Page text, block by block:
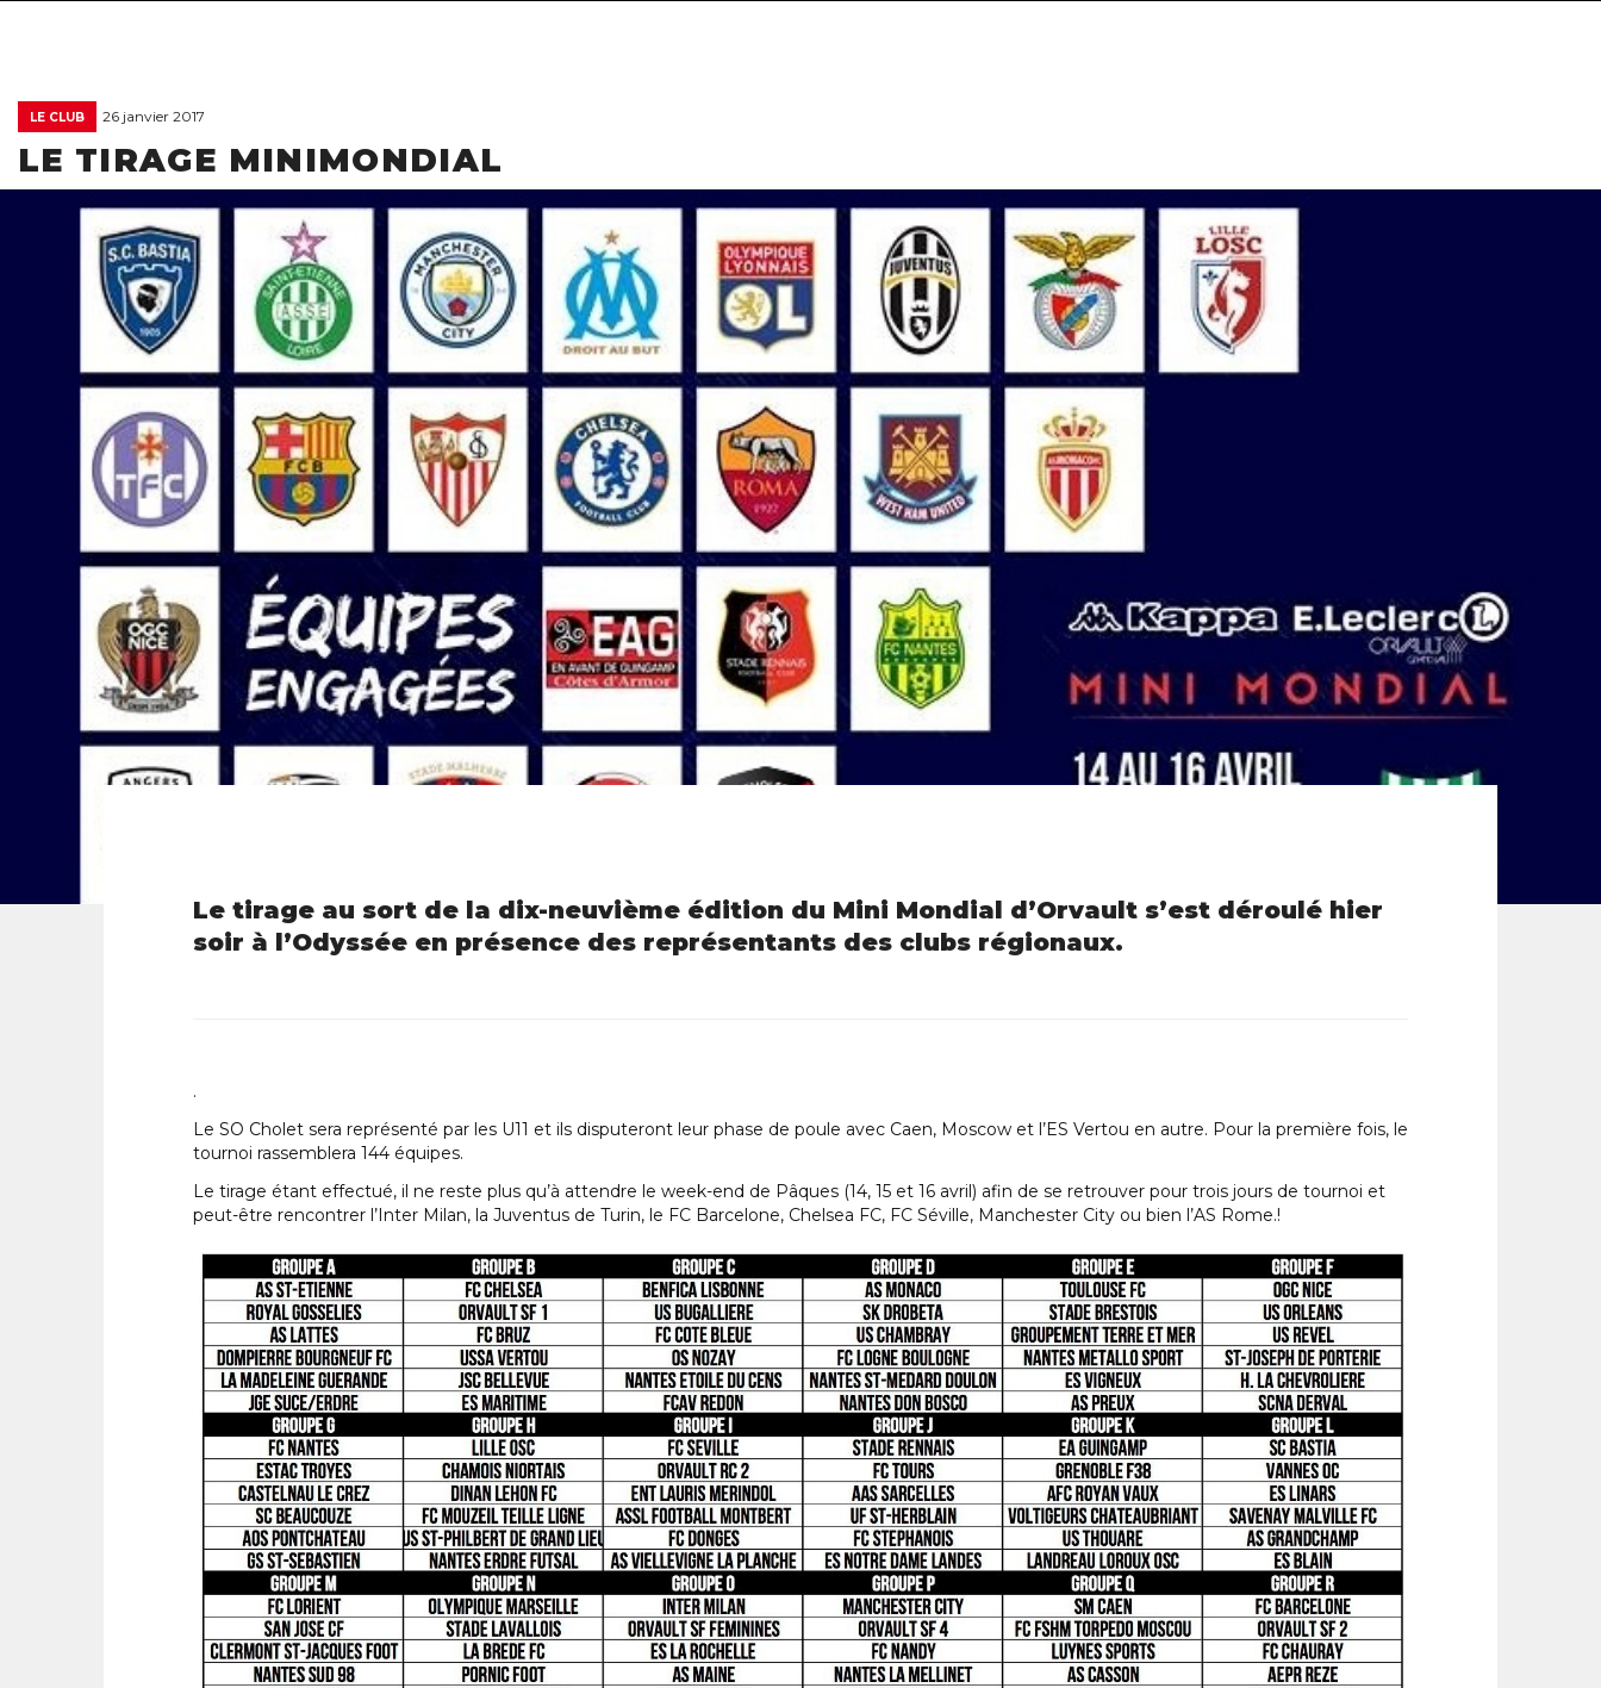
LE CLUB 26 janvier 2017
LE TIRAGE MINIMONDIAL
Le tirage au sort de la dix-neuvième édition du Mini Mondial d’Orvault s’est déroulé hier
soir à l’Odyssée en présence des représentants des clubs régionaux.
.
Le SO Cholet sera représenté par les U11 et ils disputeront leur phase de poule avec Caen, Moscow et l’ES Vertou en autre. Pour la première fois, le
tournoi rassemblera 144 équipes.
Le tirage étant effectué, il ne reste plus qu’à attendre le week-end de Pâques (14, 15 et 16 avril) afin de se retrouver pour trois jours de tournoi et
peut-être rencontrer l’Inter Milan, la Juventus de Turin, le FC Barcelone, Chelsea FC, FC Séville, Manchester City ou bien l’AS Rome.!